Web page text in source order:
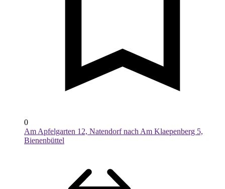
0
Am Apfelgarten 12, Natendorf nach Am Klaepenberg 5,
Bienenbüttel